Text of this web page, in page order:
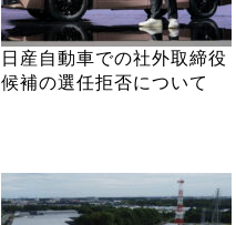
日産自動車での社外取締役
候補の選任拒否について